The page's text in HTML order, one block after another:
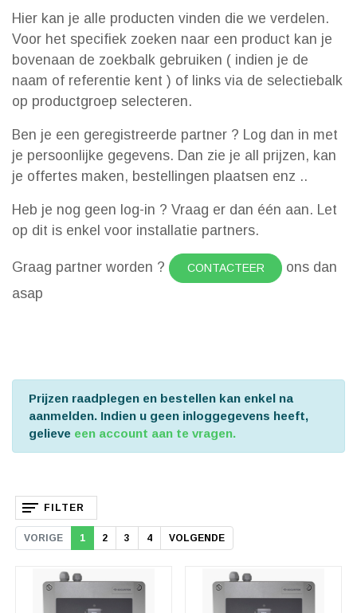
Hier kan je alle producten vinden die we verdelen.
Voor het specifiek zoeken naar een product kan je
bovenaan de zoekbalk gebruiken ( indien je de
naam of referentie kent ) of links via de selectiebalk
op productgroep selecteren.
Ben je een geregistreerde partner ? Log dan in met
je persoonlijke gegevens. Dan zie je all prijzen, kan
je offertes maken, bestellingen plaatsen enz ..
Heb je nog geen log-in ? Vraag er dan één aan. Let
op dit is enkel voor installatie partners.
Graag partner worden ? CONTACTEER
ons dan
asap
Prijzen raadplegen en bestellen kan enkel na
aanmelden. Indien u geen inloggegevens heeft,
gelieve een account aan te vragen.
FILTER
VORIGE 1 2 3 4 VOLGENDE